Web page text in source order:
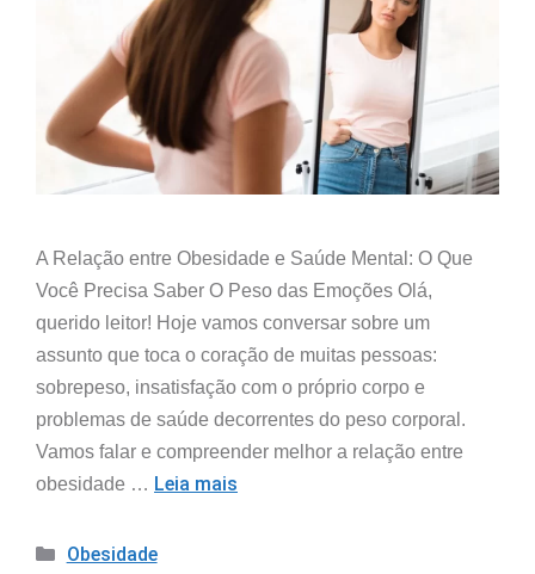
A Relação entre Obesidade e Saúde Mental: O Que
Você Precisa Saber O Peso das Emoções Olá,
querido leitor! Hoje vamos conversar sobre um
assunto que toca o coração de muitas pessoas:
sobrepeso, insatisfação com o próprio corpo e
problemas de saúde decorrentes do peso corporal.
Vamos falar e compreender melhor a relação entre
obesidade … Leia mais
Obesidade